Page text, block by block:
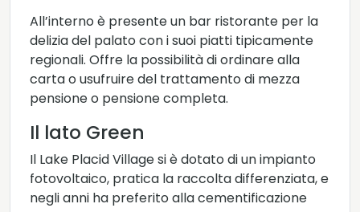
All’interno è presente un bar ristorante per la
delizia del palato con i suoi piatti tipicamente
regionali. Offre la possibilità di ordinare alla
carta o usufruire del trattamento di mezza
pensione o pensione completa.
Il lato Green
Il Lake Placid Village si è dotato di un impianto
fotovoltaico, pratica la raccolta differenziata, e
negli anni ha preferito alla cementificazione